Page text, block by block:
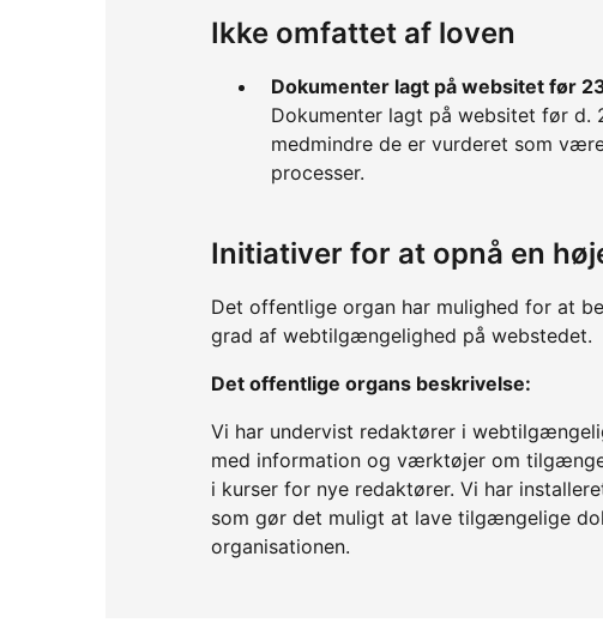
Ikke omfattet af loven
Dokumenter lagt på websitet før
Dokumenter lagt på websitet før
medmindre de er vurderet som
processer.
Initiativer for at opnå en
Det offentlige organ har mulighed for at
grad af webtilgængelighed på webstedet.
Det offentlige organs beskrivelse:
Vi har undervist redaktører i
med information og værktøjer om
i kurser for nye redaktører. Vi har
som gør det muligt at lave tilgængelige
organisationen.